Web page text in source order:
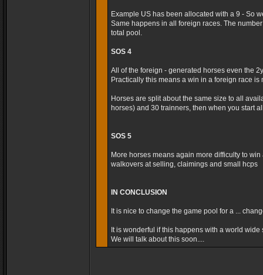
Example US has been allocated with a 9 - So
Same happens in all foreign races. The
total pool.
SOS 4
All of the foreign - generated horses even the
Practically this means a win in a foreign race is
Horses are split about the same size to all
horses) and 30 trainners, then when you start
SOS 5
More horses means again more difficulty to
walkovers at selling, claimings and small hcps
IN CONCLUSION
It is nice to change the game pool for a ...
It is wonderful if this happens with a world
We will talk about this soon....